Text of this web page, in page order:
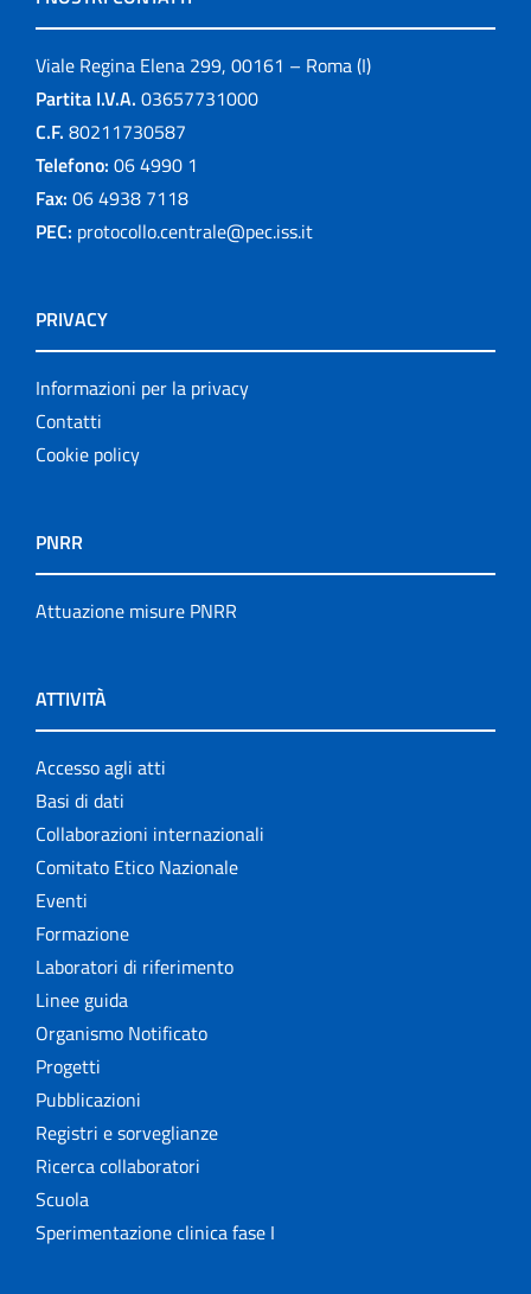
Viale Regina Elena 299, 00161 – Roma (I)
Partita I.V.A. 03657731000
C.F. 80211730587
Telefono: 06 4990 1
Fax: 06 4938 7118
PEC: protocollo.centrale@pec.iss.it
PRIVACY
Informazioni per la privacy
Contatti
Cookie policy
PNRR
Attuazione misure PNRR
ATTIVITÀ
Accesso agli atti
Basi di dati
Collaborazioni internazionali
Comitato Etico Nazionale
Eventi
Formazione
Laboratori di riferimento
Linee guida
Organismo Notificato
Progetti
Pubblicazioni
Registri e sorveglianze
Ricerca collaboratori
Scuola
Sperimentazione clinica fase I